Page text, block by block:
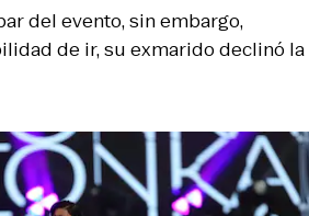
del evento, sin embargo,
de ir, su exmarido declinó la